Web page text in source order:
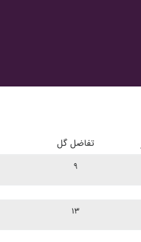
تفاضل گل
۹
۱۳